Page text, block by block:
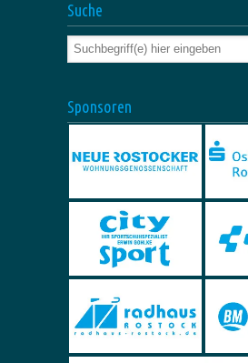
Suche
Sponsoren